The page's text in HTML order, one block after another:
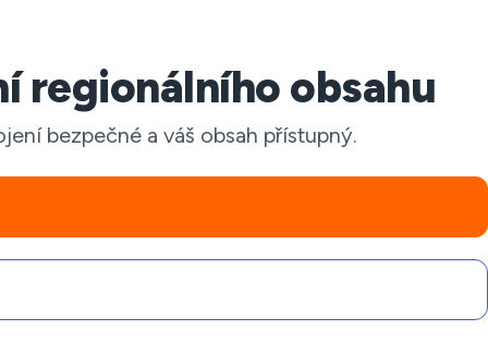
regionálního obsahu
bezpečné a váš obsah přístupný.